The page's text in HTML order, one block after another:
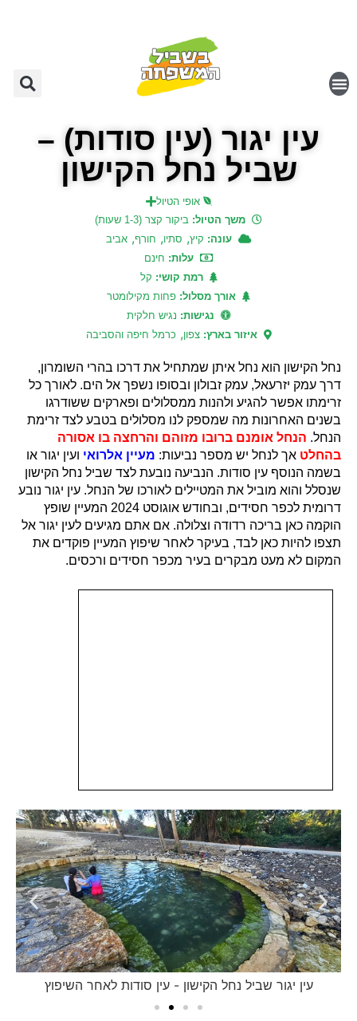
עין יגור (עין סודות) –
שביל נחל הקישון
אופי הטיול
משך הטיול: ביקור קצר (1-3 שעות)
עונה: קיץ, סתיו, חורף, אביב
עלות: חינם
רמת קושי: קל
אורך מסלול: פחות מקילומטר
נגישות: נגיש חלקית
איזור בארץ:צפון, כרמל חיפה והסביבה
נחל הקישון הוא נחל איתן שמתחיל את דרכו בהרי השומרון,
דרך עמק יזרעאל, עמק זבולון ובסופו נשפך אל הים. לאורך כל
זרימתו אפשר להגיע ולהנות ממסלולים ופארקים ששודרגו
בשנים האחרונות מה שמספק לנו מסלולים בטבע לצד זרימת
הנחל. הנחל אומנם ברובו מזוהם והרחצה בו אסורה
בהחלט אך לנחל יש מספר נביעות: מעיין אלרואי ועין יגור או
בשמה הנוסף עין סודות. הנביעה נובעת לצד שביל נחל הקישון
שנסלל והוא מוביל את המטיילים לאורכו של הנחל. עין יגור נובע
דרומית לכפר חסידים, ובחודש אוגוסט 2024 המעיין שופץ
הוקמה כאן בריכה רדודה וצלולה. אם אתם מגיעים לעין יגור אל
תצפו להיות כאן לבד, בעיקר לאחר שיפוץ המעיין פוקדים את
המקום לא מעט מבקרים בעיר מכפר חסידים ורכסים.
עין יגור שביל נחל הקישון - עין סודות לאחר השיפוץ